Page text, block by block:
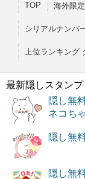
TOP 海外限
シリアルナンバ
上位ランキング
最新隠しスタンプ
隠し無
ネコち
隠し無
隠し無